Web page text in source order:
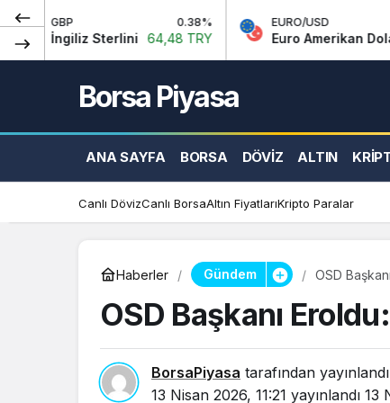
Sterlini 64,48 TRY
EURO/USD
Euro Amerikan Doları 1,16 TRY
Borsa Piyasa
ANA SAYFA BORSA DÖVIZ ALTIN
Canlı DövizCanlı BorsaAltın FiyatlarıKripto Paralar
Haberler Gündem OSD
OSD Başkanı
BorsaPiyasa tarafından yayınlandı
13 Nisan 2026, 11:21 yayınlandı 13